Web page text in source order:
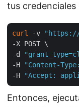
tus credenciales
curl -v "https://
-X POST \
-d
-H
"Content-
-H
"Accept:
Entonces,